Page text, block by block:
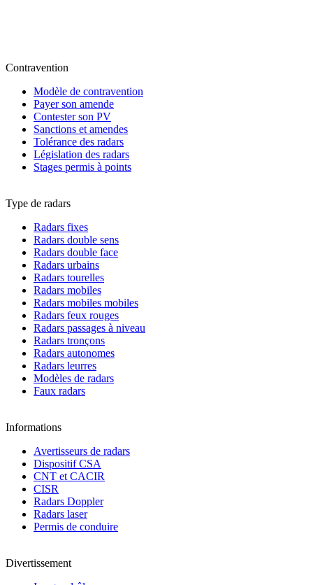
Contravention
Modèle de contravention
Payer son amende
Contester son PV
Sanctions et amendes
Tolérance des radars
Législation des radars
Stages permis à points
Type de radars
Radars fixes
Radars double sens
Radars double face
Radars urbains
Radars tourelles
Radars mobiles
Radars mobiles mobiles
Radars feux rouges
Radars passages à niveau
Radars tronçons
Radars autonomes
Radars leurres
Modèles de radars
Faux radars
Informations
Avertisseurs de radars
Dispositif CSA
CNT et CACIR
CISR
Radars Doppler
Radars laser
Permis de conduire
Divertissement